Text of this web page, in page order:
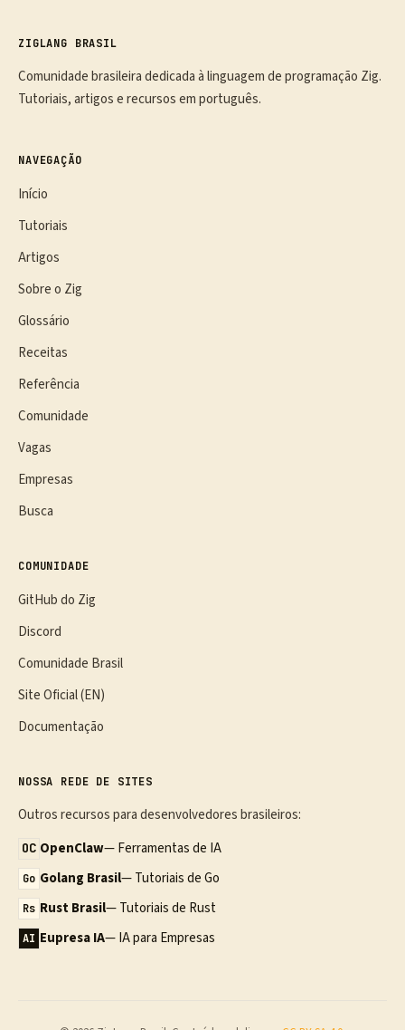
ZIGLANG BRASIL
Comunidade brasileira dedicada à linguagem de programação Zig.
Tutoriais, artigos e recursos em português.
NAVEGAÇÃO
Início
Tutoriais
Artigos
Sobre o Zig
Glossário
Receitas
Referência
Comunidade
Vagas
Empresas
Busca
COMUNIDADE
GitHub do Zig
Discord
Comunidade Brasil
Site Oficial (EN)
Documentação
NOSSA REDE DE SITES
Outros recursos para desenvolvedores brasileiros:
OC OpenClaw— Ferramentas de IA
Go Golang Brasil— Tutoriais de Go
Rs Rust Brasil— Tutoriais de Rust
AI Eupresa IA— IA para Empresas